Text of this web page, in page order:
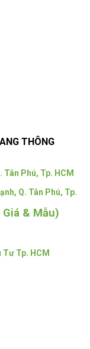
THÔNG
Tân Phú, Tp. HCM
Q. Tân Phú, Tp.
& Mẫu)
Tp. HCM